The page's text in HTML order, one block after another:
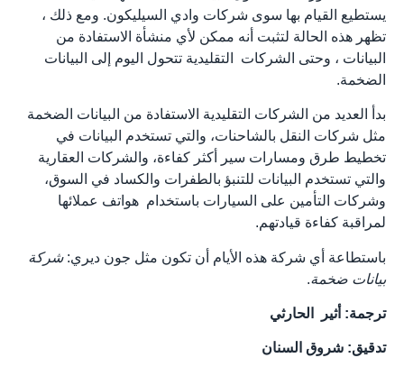
يستطيع القيام بها سوى شركات وادي السيليكون. ومع ذلك ،
تظهر هذه الحالة لتثبت أنه ممكن لأي منشأة الاستفادة من
البيانات ، وحتى الشركات التقليدية تتحول اليوم إلى البيانات
الضخمة.
بدأ العديد من الشركات التقليدية الاستفادة من البيانات الضخمة
مثل شركات النقل بالشاحنات، والتي تستخدم البيانات في
تخطيط طرق ومسارات سير أكثر كفاءة، والشركات العقارية
والتي تستخدم البيانات للتنبؤ بالطفرات والكساد في السوق،
وشركات التأمين على السيارات باستخدام هواتف عملائها
لمراقبة كفاءة قيادتهم.
باستطاعة أي شركة هذه الأيام أن تكون مثل جون ديري:شركة
بيانات ضخمة.
ترجمة: أثير الحارثي
تدقيق: شروق السنان